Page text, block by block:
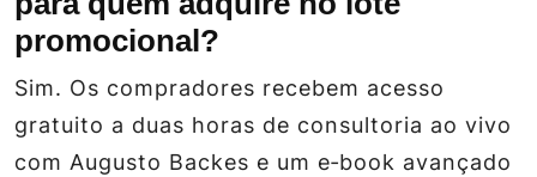
promocional?
Sim. Os compradores recebem acesso
gratuito a duas horas de consultoria ao vivo
com Augusto Backes e um e‑book avançado